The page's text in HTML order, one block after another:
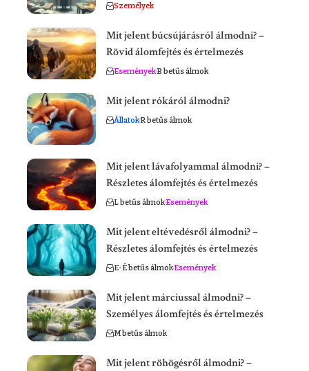
Személyek
Mit jelent búcsújárásról álmodni? –
Rövid álomfejtés és értelmezés
EseményekB betűs álmok
Mit jelent rókáról álmodni?
ÁllatokR betűs álmok
Mit jelent lávafolyammal álmodni? –
Részletes álomfejtés és értelmezés
L betűs álmokEsemények
Mit jelent eltévedésről álmodni? –
Részletes álomfejtés és értelmezés
E-É betűs álmokEsemények
Mit jelent márciussal álmodni? –
Személyes álomfejtés és értelmezés
M betűs álmok
Mit jelent röhögésről álmodni? –